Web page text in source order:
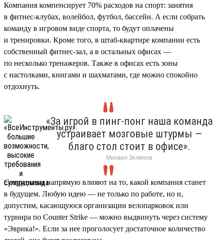
Компания компенсирует 70% расходов на спорт: занятия
в фитнес-клубах, волейбол, футбол, бассейн. А если собрать
команду в игровом виде спорта, то будут оплачены
и тренировки. Кроме того, в штаб-квартире компании есть
собственный фитнес-зал, а в остальных офисах —
по несколько тренажеров. Также в офисах есть зоны
с настолками, книгами и шахматами, где можно спокойно
отдохнуть.
«За игрой в пинг-понг наша команда
устраивает мозговые штурмы —
благо стол стоит в офисе».
Михаил Зеленов
Сотрудники напрямую влияют на то, какой компания станет
в будущем. Любую идею — не только по работе, но и,
допустим, касающуюся организации велопарковок или
турнира по Counter Strike — можно выдвинуть через систему
«Эврика!». Если за нее проголосует достаточное количество